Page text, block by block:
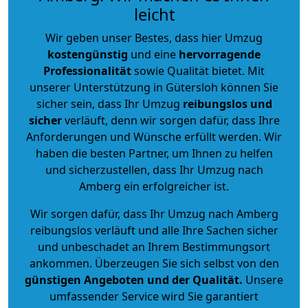
leicht
Wir geben unser Bestes, dass hier Umzug
kostengünstig und eine hervorragende
Professionalitätsowie Qualität bietet. Mit
unserer Unterstützung in Gütersloh können Sie
sicher sein, dass Ihr Umzug reibungslos und
sicherverläuft, denn wir sorgen dafür, dass Ihre
Anforderungen und Wünsche erfüllt werden. Wir
haben die besten Partner, um Ihnen zu helfen
und sicherzustellen, dass Ihr Umzug nach
Amberg ein erfolgreicher ist.
Wir sorgen dafür, dass Ihr Umzug nach Amberg
reibungslos verläuft und alle Ihre Sachen sicher
und unbeschadet an Ihrem Bestimmungsort
ankommen. Überzeugen Sie sich selbst von den
günstigen Angeboten und der Qualität. Unsere
umfassender Service wird Sie garantiert